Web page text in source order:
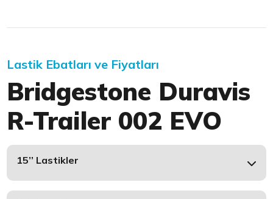
Lastik Ebatları ve Fiyatları
Bridgestone Duravis
R-Trailer 002 EVO
15’’ Lastikler